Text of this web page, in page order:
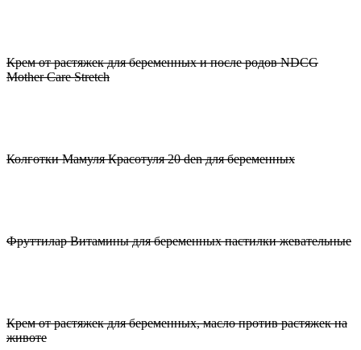
Крем от растяжек для беременных и после родов NDCG
Mother Care Stretch
Колготки Мамуля Красотуля 20 den для беременных
Фруттилар Витамины для беременных пастилки жевательные
Крем от растяжек для беременных, масло против растяжек на
животе